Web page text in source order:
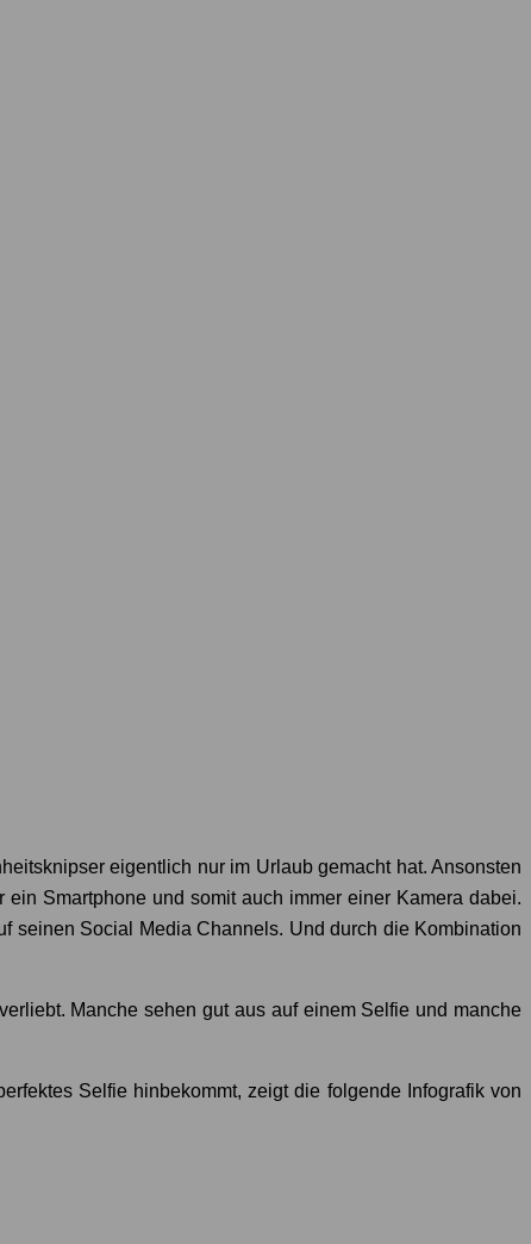
eigentlich nur im Urlaub gemacht hat. Ansonsten
Smartphone und somit auch immer einer Kamera dabei.
seinen Social Media Channels. Und durch die Kombination
Manche sehen gut aus auf einem Selfie und manche
Selfie hinbekommt, zeigt die folgende Infografik von